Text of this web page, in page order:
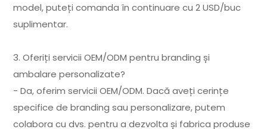
model, puteți comanda în continuare cu 2 USD/buc
suplimentar.
3. Oferiți servicii OEM/ODM pentru branding și
ambalare personalizate?
- Da, oferim servicii OEM/ODM. Dacă aveți cerințe
specifice de branding sau personalizare, putem
colabora cu dvs. pentru a dezvolta și fabrica produse